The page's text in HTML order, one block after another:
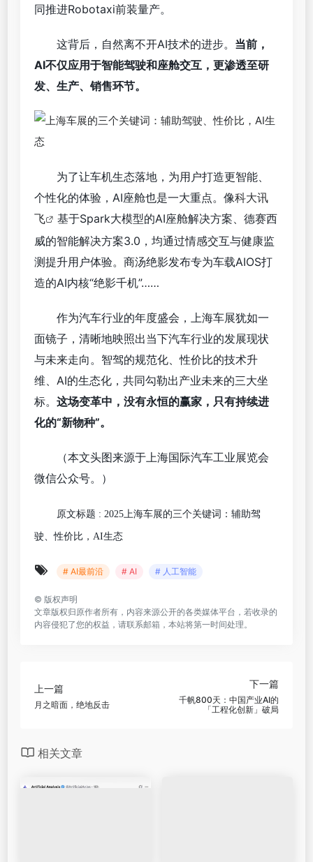
同推进Robotaxi前装量产。
这背后，自然离不开AI技术的进步。 当前，
AI不仅应用于智能驾驶和座舱交互，更渗透至研
发、生产、销售环节。
为了让车机生态落地，为用户打造更智能、
个性化的体验，AI座舱也是一大重点。像科大讯
飞
基于Spark大模型的AI座舱解决方案、德赛西
威的智能解决方案3.0，均通过情感交互与健康监
测提升用户体验。商汤绝影发布专为车载AIOS打
造的AI内核“绝影千机”……
作为汽车行业的年度盛会，上海车展犹如一
面镜子，清晰地映照出当下汽车行业的发展现状
与未来走向。智驾的规范化、性价比的技术升
维、AI的生态化，共同勾勒出产业未来的三大坐
标。 这场变革中，没有永恒的赢家，只有持续进
化的“新物种”。
（本文头图来源于上海国际汽车工业展览会
微信公众号。）
原文标题 : 2025上海车展的三个关键词：辅助驾
驶、性价比，AI生态
# AI最前沿 # AI # 人工智能
© 版权声明
文章版权归原作者所有，内容来源公开的各类媒体平台，若收录的
内容侵犯了您的权益，请联系邮箱，本站将第一时间处理。
上一篇
月之暗面，绝地反击
下一篇
千帆800天：中国产业AI的
「工程化创新」破局
相关文章